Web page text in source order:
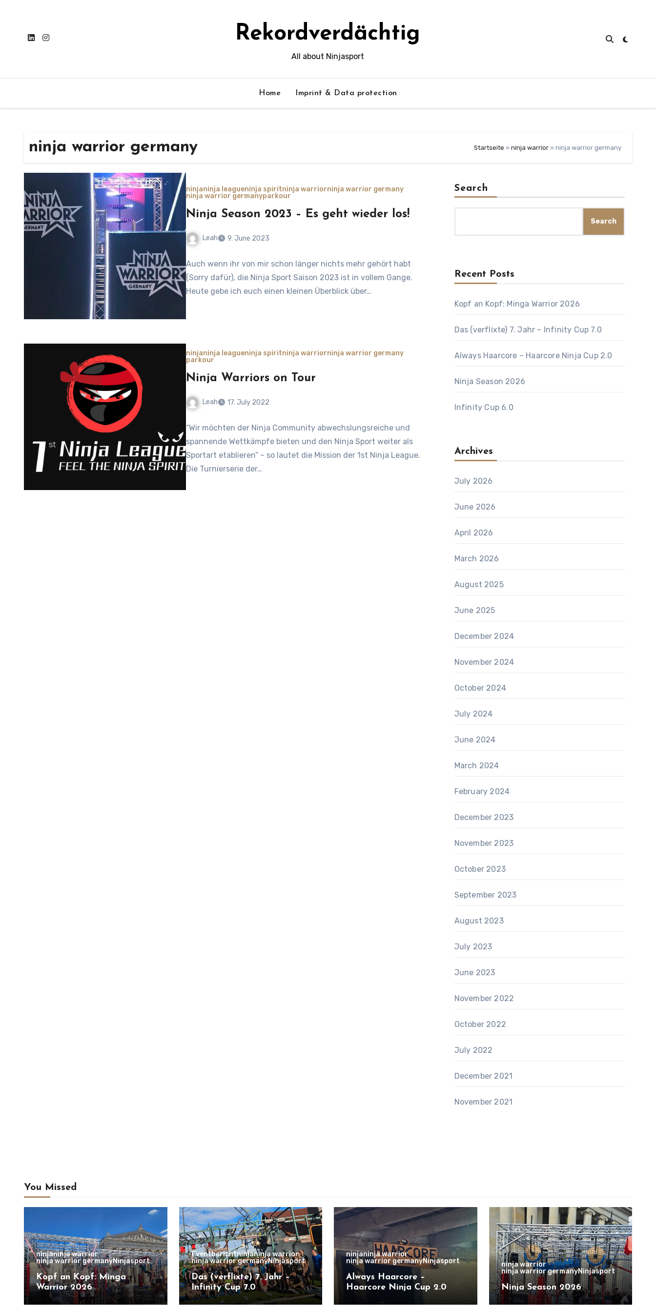
content
Rekordverdächtig
All about Ninjasport
Home Imprint & Data protection
ninja warrior germany Startseite » ninja warrior » ninja warrior germany
ninjaninja leagueninja spiritninja warriorninja warrior germany
ninja warrior germanyparkour
Ninja Season 2023 – Es geht wieder los!
Leah 9. June 2023
Comments
Auch wenn ihr von mir schon länger nichts mehr gehört habt
(Sorry dafür), die Ninja Sport Saison 2023 ist in vollem Gange.
Heute gebe ich euch einen kleinen Überblick über…
ninjaninja leagueninja spiritninja warriorninja warrior germany
parkour
Ninja Warriors on Tour
Leah 17. July 2022
Comment
“Wir möchten der Ninja Community abwechslungsreiche und
spannende Wettkämpfe bieten und den Ninja Sport weiter als
Sportart etablieren” – so lautet die Mission der 1st Ninja League.
Die Turnierserie der…
Search
Search
Recent Posts
Kopf an Kopf: Minga Warrior 2026
Das (verflixte) 7. Jahr – Infinity Cup 7.0
Always Haarcore – Haarcore Ninja Cup 2.0
Ninja Season 2026
Infinity Cup 6.0
Archives
July 2026
June 2026
April 2026
March 2026
August 2025
June 2025
December 2024
November 2024
October 2024
July 2024
June 2024
March 2024
February 2024
December 2023
November 2023
October 2023
September 2023
August 2023
July 2023
June 2023
November 2022
October 2022
July 2022
December 2021
November 2021
You Missed
ninjaninja warrior
ninja warrior germanyNinjasport
Kopf an Kopf: Minga
Warrior 2026
Eventberichtninjaninja warrior
ninja warrior germanyNinjasport
Das (verflixte) 7. Jahr –
Infinity Cup 7.0
ninjaninja warrior
ninja warrior germanyNinjasport
Always Haarcore –
Haarcore Ninja Cup 2.0
ninja warrior
ninja warrior germanyNinjasport
Ninja Season 2026